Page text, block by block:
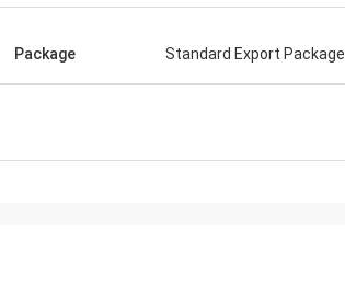
Package Standard Export Package